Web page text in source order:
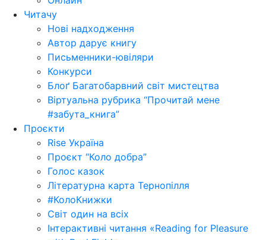
Читачу
Нові надходження
Автор дарує книгу
Письменники-ювіляри
Конкурси
Блоґ Багатобарвний світ мистецтва
Віртуальна рубрика “Прочитай мене
#забута_книга”
Проєкти
Rise Україна
Проєкт “Коло добра”
Голос казок
Літературна карта Тернопілля
#КолоКнижки
Світ один на всіх
Інтерактивні читання «Reading for Pleasure